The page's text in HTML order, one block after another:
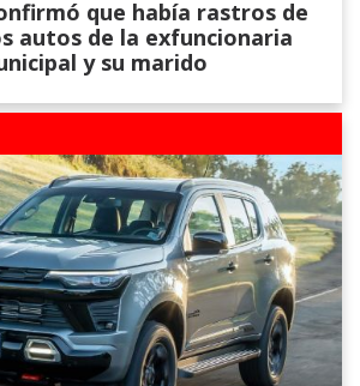
que había rastros de
autos de la exfuncionaria
y su marido